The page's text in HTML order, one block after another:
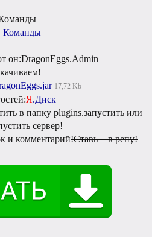
Команды
он:DragonEggs.Admin
17,72 Kb
Я.Диск
в папку plugins.запустить или
сервер!
и комментарий!Ставь + в репу!